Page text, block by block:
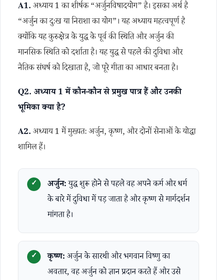
A1.अध्याय 1 का शीर्षक “अर्जुनविषादयोग” है। इसका अर्थ है
“अर्जुन का दुःख या निराशा का योग”। यह अध्याय महत्वपूर्ण है
क्योंकि यह कुरुक्षेत्र के युद्ध के पूर्व की स्थिति और अर्जुन की
मानसिक स्थिति को दर्शाता है। यह युद्ध से पहले की दुविधा और
नैतिक संघर्ष को दिखाता है, जो पूरे गीता का आधार बनता है।
Q2. अध्याय 1 में कौन-कौन से प्रमुख पात्र हैं और उनकी
भूमिका क्या है?
A2.अध्याय 1 में मुख्यतः अर्जुन, कृष्ण, और दोनों सेनाओं के योद्धा
शामिल हैं।
अर्जुन:युद्ध शुरू होने से पहले वह अपने कर्म और धर्म
के बारे में दुविधा में पड़ जाता है और कृष्ण से मार्गदर्शन
मांगता है।
कृष्ण:अर्जुन के सारथी और भगवान विष्णु का
अवतार, वह अर्जुन को ज्ञान प्रदान करते हैं और उसे